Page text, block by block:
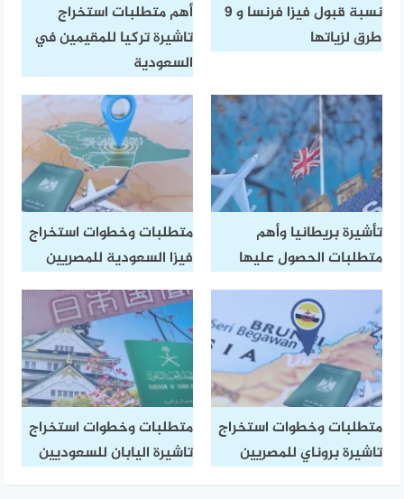
نسبة قبول فيزا فرنسا و 9
طرق لزياتها
أهم متطلبات استخراج
تاشيرة تركيا للمقيمين في
السعودية
تأشيرة بريطانيا وأهم
متطلبات الحصول عليها
متطلبات وخطوات استخراج
فيزا السعودية للمصريين
متطلبات وخطوات استخراج
تاشيرة بروناي للمصريين
متطلبات وخطوات استخراج
تاشيرة اليابان للسعوديين